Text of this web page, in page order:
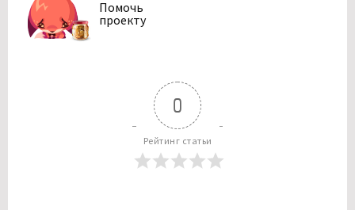
Помочь
проекту
0
Рейтинг статьи